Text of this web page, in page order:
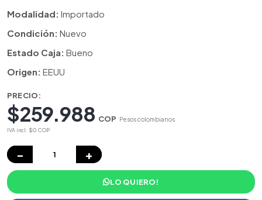
Modalidad: Importado
Condición: Nuevo
Estado Caja: Bueno
Origen: EEUU
PRECIO:
$259.988 COP Pesos colombianos
IVA incl: $0 COP
− +
LO QUIERO!